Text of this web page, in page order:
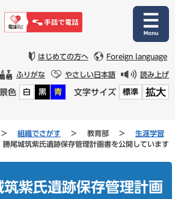
はじめての方へ Foreign language
ふりがな やさしい日本語 読み上げ
色 白 黒 青 文字サイズ 標準 拡大
> 組織でさがす > 教育部 >
生涯学習
尾城筑紫氏遺跡保存管理計画書を公開しています
紫氏遺跡保存管理計画